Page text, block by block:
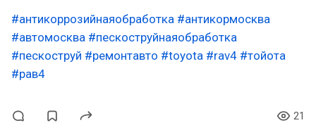
#антикоррозийнаяобработка #антикормосква
#автомосква #пескоструйнаяобработка
#пескоструй #ремонтавто #toyota #rav4 #тойота
#рав4
21